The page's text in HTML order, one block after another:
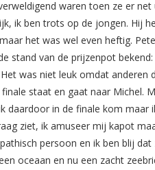
waren toen ze er
ik ben trots op de jongen. Hij
het was wel even heftig.
stand van de prijzenpot
was niet leuk omdat anderen
staat en gaat naar Michel.
daardoor in de finale kom
ziet, ik amuseer mij kapot
persoon en ik ben blij
oceaan en nu een zacht